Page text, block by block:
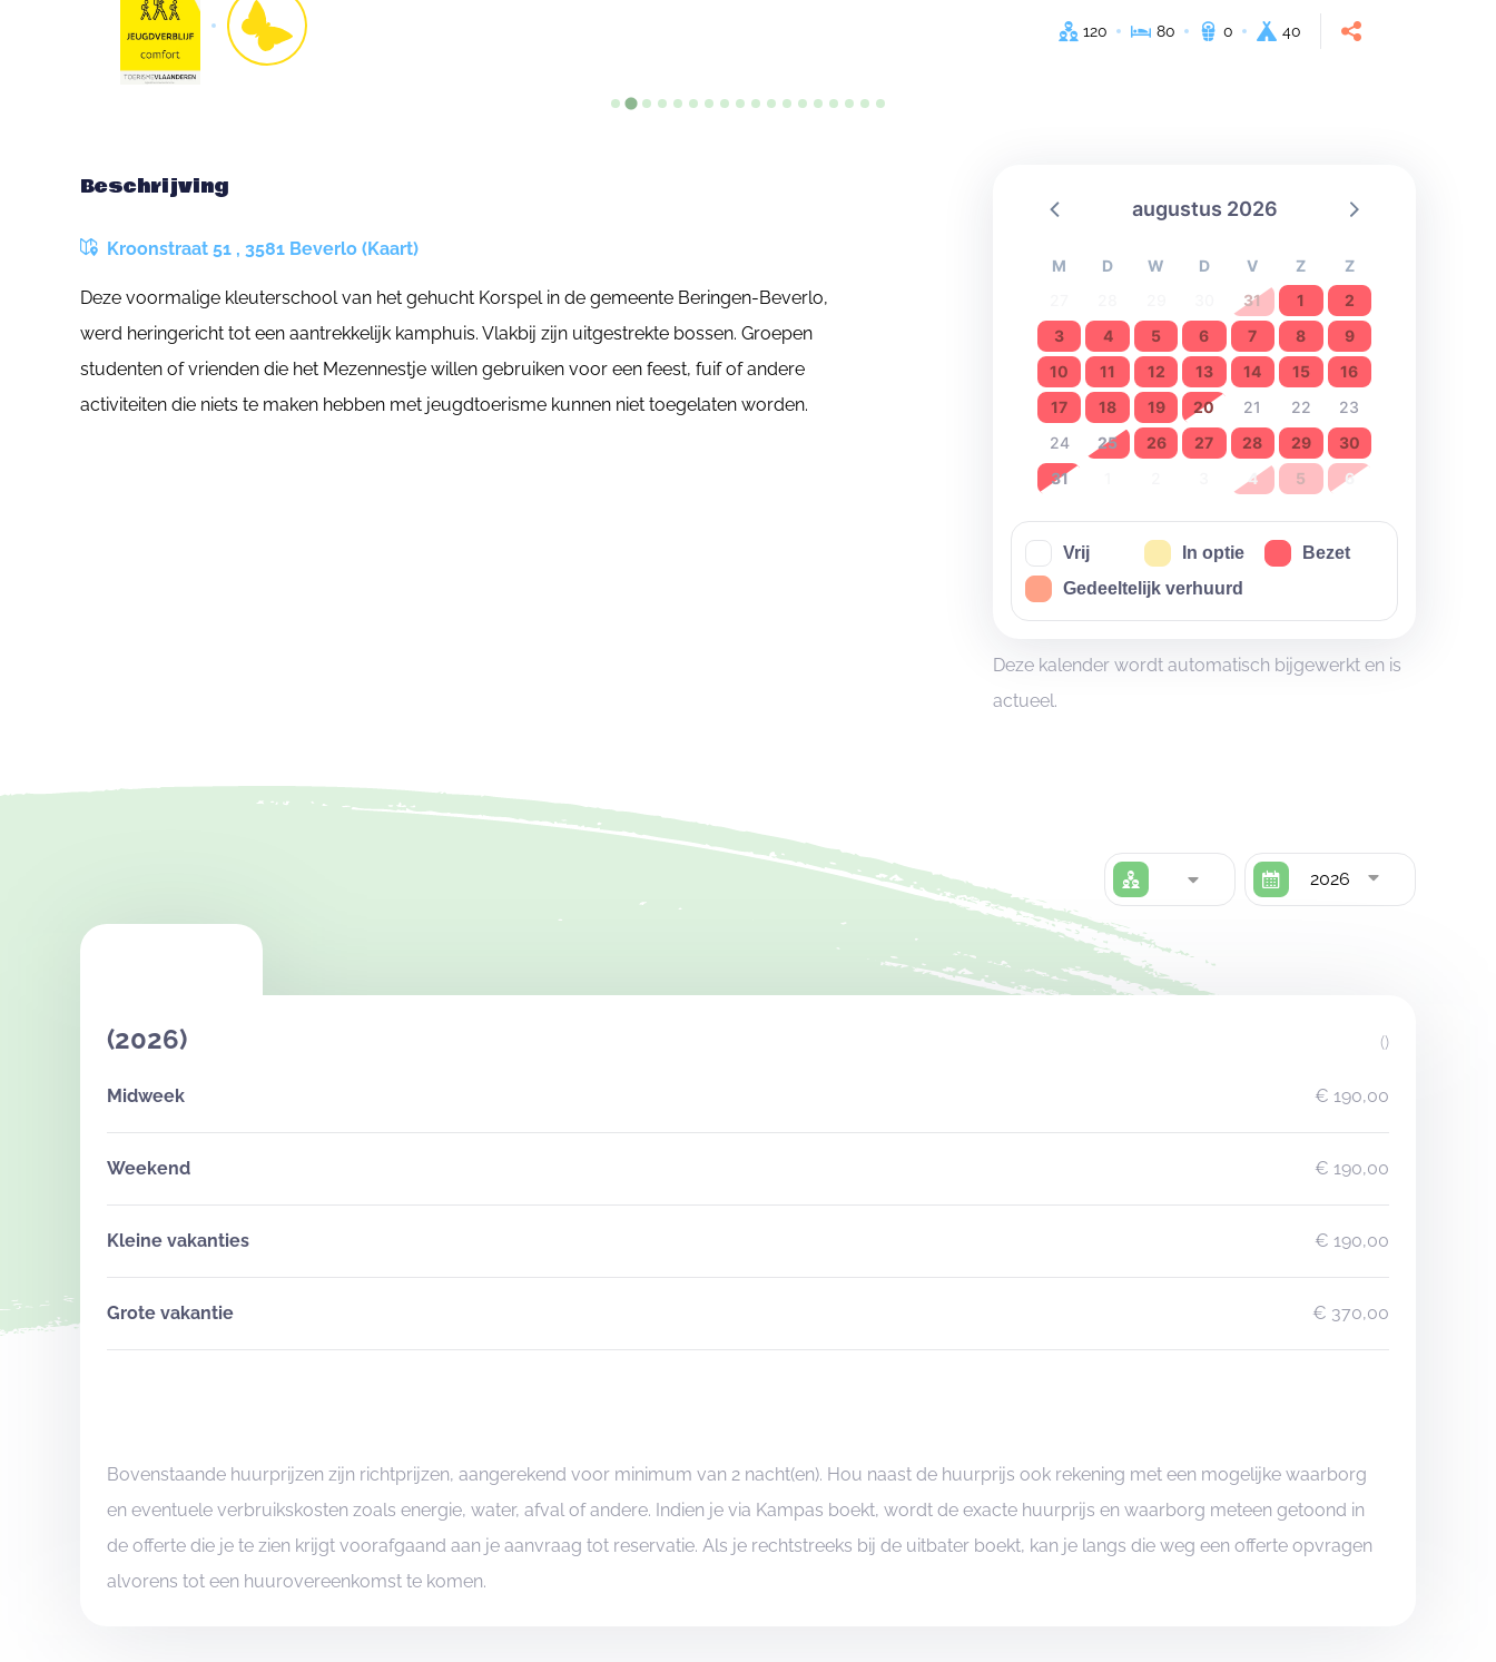
120 80 0 40
Beschrijving
Kroonstraat 51 , 3581 Beverlo (Kaart)
Deze voormalige kleuterschool van het gehucht Korspel in de gemeente Beringen-Beverlo,
werd heringericht tot een aantrekkelijk kamphuis. Vlakbij zijn uitgestrekte bossen. Groepen
studenten of vrienden die het Mezennestje willen gebruiken voor een feest, fuif of andere
activiteiten die niets te maken hebben met jeugdtoerisme kunnen niet toegelaten worden.
augustus 2026
M D W D V Z
Z
31 1
2
3
4 5 6 7 8
9
10
11 12 13 14 15
16
17
18 19 20 21 22
23
24
25 26 27 28 29
30
31
4 5 6
Vrij In optie
Bezet
Gedeeltelijk verhuurd
Deze kalender wordt automatisch bijgewerkt en is
actueel.
2026
(2026) ()
Midweek € 190,00
Weekend € 190,00
Kleine vakanties € 190,00
Grote vakantie € 370,00
Bovenstaande huurprijzen zijn richtprijzen, aangerekend voor minimum van 2 nacht(en). Hou naast de huurprijs ook rekening met een mogelijke waarborg
en eventuele verbruikskosten zoals energie, water, afval of andere. Indien je via Kampas boekt, wordt de exacte huurprijs en waarborg meteen getoond in
de offerte die je te zien krijgt voorafgaand aan je aanvraag tot reservatie. Als je rechtstreeks bij de uitbater boekt, kan je langs die weg een offerte opvragen
alvorens tot een huurovereenkomst te komen.